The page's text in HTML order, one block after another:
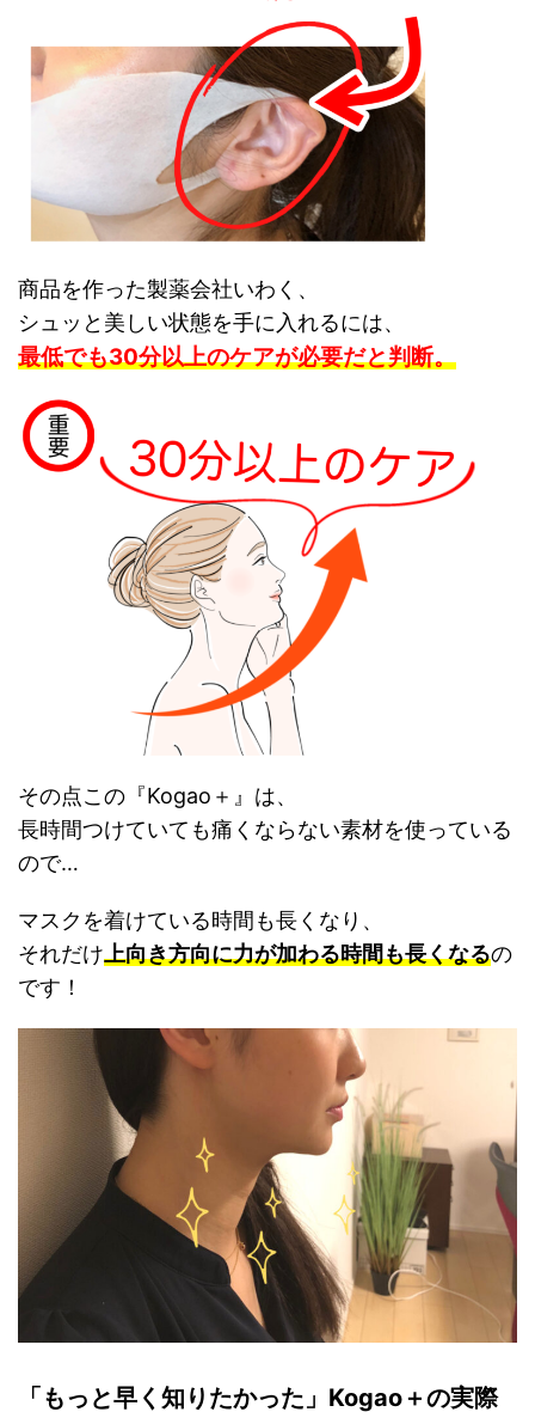
商品を作った製薬会社いわく、
シュッと美しい状態を手に入れるには、
最低でも30分以上のケアが必要だと判断。
その点この『Kogao＋』は、
長時間つけていても痛くならない素材を使っている
ので…
マスクを着けている時間も長くなり、
それだけ上向き方向に力が加わる時間も長くなるの
です！
「もっと早く知りたかった」Kogao＋の実際